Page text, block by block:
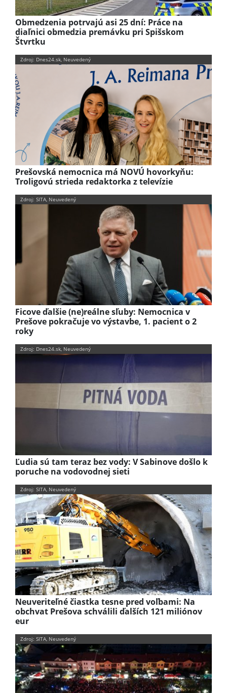
Obmedzenia potrvajú asi 25 dní: Práce na
diaľnici obmedzia premávku pri Spišskom
Štvrtku
Zdroj: Dnes24.sk, Neuvedený
Prešovská nemocnica má NOVÚ hovorkyňu:
Troligovú strieda redaktorka z televízie
Zdroj: SITA, Neuvedený
Ficove ďalšie (ne)reálne sľuby: Nemocnica v
Prešove pokračuje vo výstavbe, 1. pacient o 2
roky
Zdroj: Dnes24.sk, Neuvedený
Ľudia sú tam teraz bez vody: V Sabinove došlo k
poruche na vodovodnej sieti
Zdroj: SITA, Neuvedený
Neuveriteľné čiastka tesne pred voľbami: Na
obchvat Prešova schválili ďalších 121 miliónov
eur
Zdroj: SITA, Neuvedený